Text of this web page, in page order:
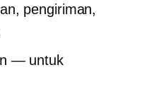
pengiriman,
— untuk